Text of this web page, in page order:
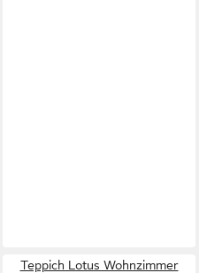
Teppich Lotus Wohnzimmer